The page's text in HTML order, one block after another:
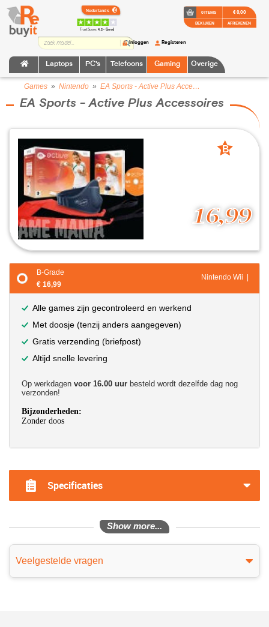
TrustScore:4.2 • Goed
Laptops PC's Telefoons Gaming Overige
Inloggen Registeren
0 ITEMS
BEKIJKEN
€ 0,00
AFREKENEN
Games » Nintendo » EA Sports - Active Plus Accessoires
EA Sports - Active Plus Accessoires
16,99
B
B-Grade
€ 16,99
Nintendo Wii |
Alle games zijn gecontroleerd en werkend
Met doosje (tenzij anders aangegeven)
Gratis verzending (briefpost)
Altijd snelle levering
Op werkdagen voor 16.00 uur besteld wordt dezelfde dag nog
verzonden!
Bijzonderheden:
Zonder doos
Specificaties
Show more...
Veelgestelde vragen